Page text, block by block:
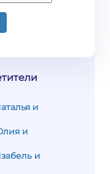
и
и
и